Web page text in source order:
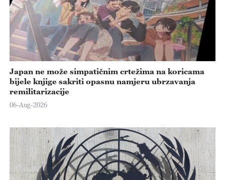
Japan ne može simpatičnim crtežima na koricama
bijele knjige sakriti opasnu namjeru ubrzavanja
remilitarizacije
06-Aug-2026